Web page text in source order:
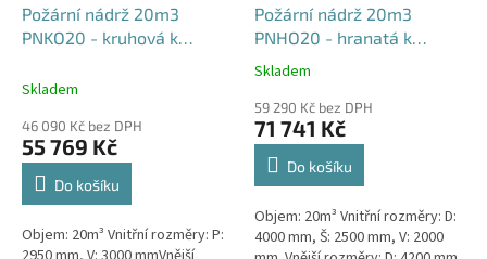
Požární nádrž 20m3
PNKO20 - kruhová k
Skladem
46 090 Kč bez DPH
55 769 Kč
Do košíku
Objem: 20m³ Vnitřní rozměry: P:
Požární nádrž 20m3
PNHO20 - hranatá k
obetonování
Průměrné
produktu
je
5,0
hvězdiček.
Skladem
59 290 Kč bez DPH
71 741 Kč
Do košíku
Objem: 20m³ Vnitřní rozměry: D:
4000 mm, Š: 2500 mm, V: 2000